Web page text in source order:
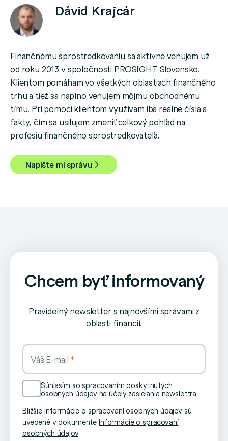
Dávid Krajcár
Finančnému sprostredkovaniu sa aktívne venujem už
od roku 2013 v spoločnosti PROSIGHT Slovensko.
Klientom pomáham vo všetkých oblastiach finančného
trhu a tiež sa naplno venujem môjmu obchodnému
tímu. Pri pomoci klientom využívam iba reálne čísla a
fakty, čím sa usilujem zmeniť celkový pohľad na
profesiu finančného sprostredkovateľa.
Napíšte mi správu
Chcem byť informovaný
Pravidelný newsletter s najnovšími správami z
oblasti financií.
Váš E-mail
Súhlasím so spracovaním poskytnutých
osobných údajov na účely zasielania newslettra.
Bližšie informácie o spracovaní osobných údajov sú
uvedené v dokumente Informácie o spracovaní
osobných údajov.